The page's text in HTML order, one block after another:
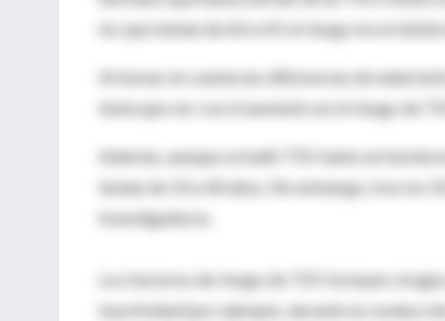
los que tenían de 60 a 69, el riesgo era el doble
Al tomar en cuenta las diferencias de edad
tenía que ver con el aumento en el riesgo de
Además, aunque se halló TEV tanto en
tenían de 10 a 40 años. Sin embargo, tras los
investigadores.
Los factores de riesgo de TEV incluyen
inactividad (por ejemplo, durante la